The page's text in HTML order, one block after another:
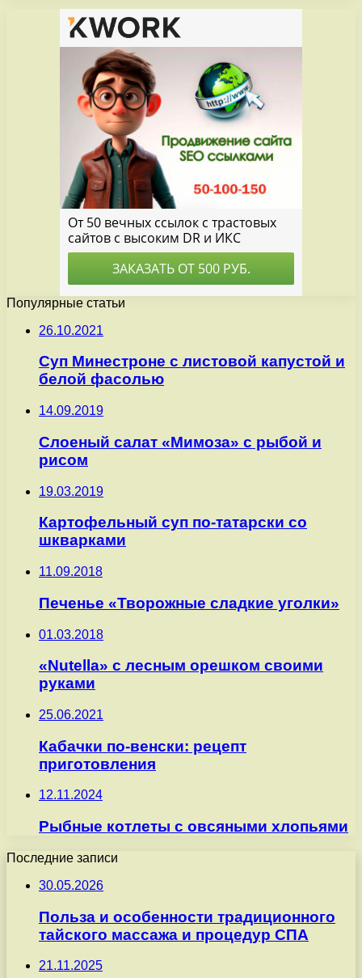
Популярные статьи
26.10.2021
Суп Минестроне с листовой капустой и
белой фасолью
14.09.2019
Слоеный салат «Мимоза» с рыбой и
рисом
19.03.2019
Картофельный суп по-татарски со
шкварками
11.09.2018
Печенье «Творожные сладкие уголки»
01.03.2018
«Nutella» с лесным орешком своими
руками
25.06.2021
Кабачки по-венски: рецепт
приготовления
12.11.2024
Рыбные котлеты с овсяными хлопьями
Последние записи
30.05.2026
Польза и особенности традиционного
тайского массажа и процедур СПА
21.11.2025